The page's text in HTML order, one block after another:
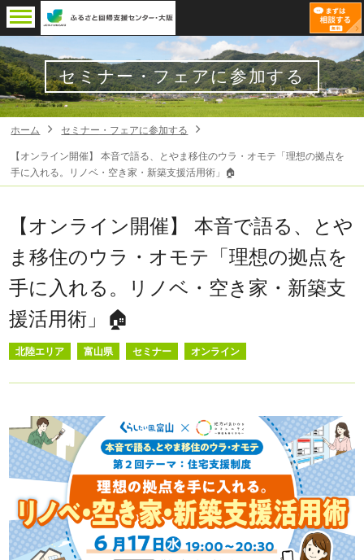
セミナー・フェアに参加する
ホーム セミナー・フェアに参加する
【オンライン開催】 本音で語る、とやま移住のウラ・オモテ「理想の拠点を
手に入れる。リノベ・空き家・新築支援活用術」🏠
【オンライン開催】 本音で語る、とや
ま移住のウラ・オモテ「理想の拠点を
手に入れる。リノベ・空き家・新築支
援活用術」🏠
北陸エリア 富山県 セミナー オンライン